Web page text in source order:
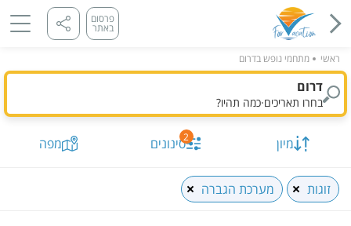
פרסום
באתר
ראשי מתחמי נופש בדרום
דרום
בחרו תאריכים·כמה תהיו?
מיון 2סינונים מפה
זוגות מערכת הגברה